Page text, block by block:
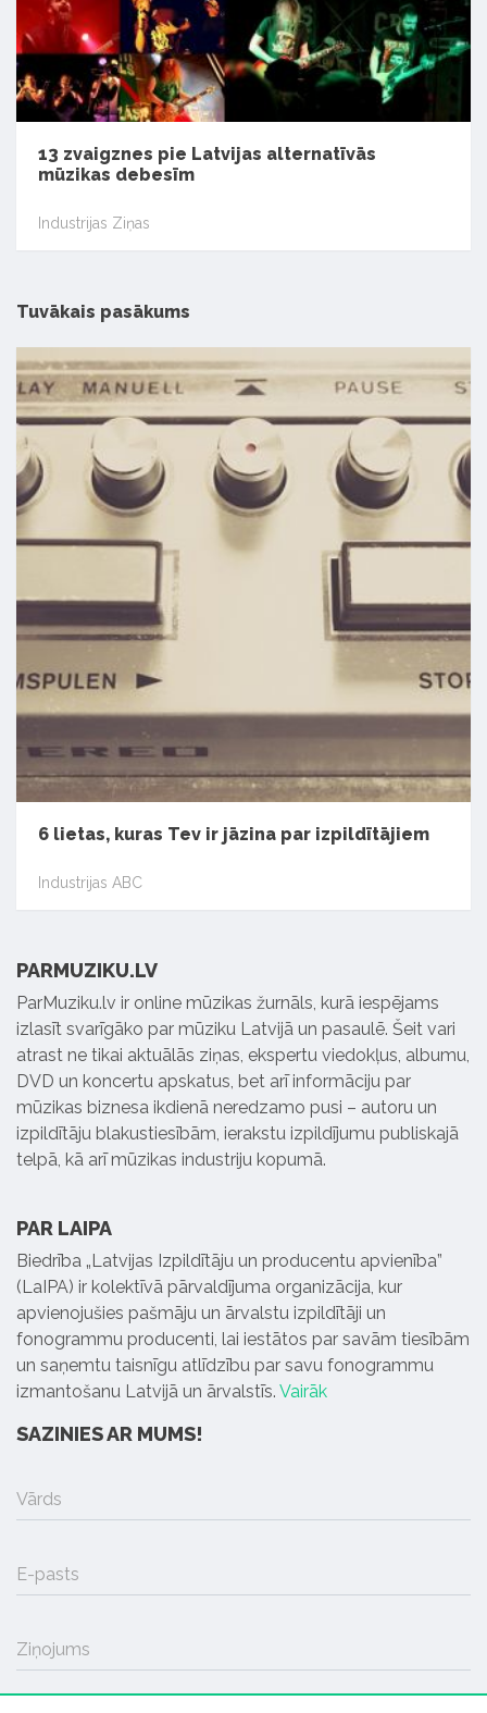
13 zvaigznes pie Latvijas alternatīvās
mūzikas debesīm
Industrijas Ziņas
Tuvākais pasākums
6 lietas, kuras Tev ir jāzina par izpildītājiem
Industrijas ABC
PARMUZIKU.LV
ParMuziku.lv ir online mūzikas žurnāls, kurā iespējams
izlasīt svarīgāko par mūziku Latvijā un pasaulē. Šeit vari
atrast ne tikai aktuālās ziņas, ekspertu viedokļus, albumu,
DVD un koncertu apskatus, bet arī informāciju par
mūzikas biznesa ikdienā neredzamo pusi – autoru un
izpildītāju blakustiesībām, ierakstu izpildījumu publiskajā
telpā, kā arī mūzikas industriju kopumā.
PAR LAIPA
Biedrība „Latvijas Izpildītāju un producentu apvienība”
(LaIPA) ir kolektīvā pārvaldījuma organizācija, kur
apvienojušies pašmāju un ārvalstu izpildītāji un
fonogrammu producenti, lai iestātos par savām tiesībām
un saņemtu taisnīgu atlīdzību par savu fonogrammu
izmantošanu Latvijā un ārvalstīs. Vairāk
SAZINIES AR MUMS!
Vārds
E-pasts
Ziņojums